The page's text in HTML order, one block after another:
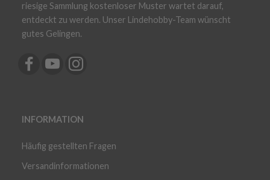
riesige Sammlung kostenloser Muster wartet darauf,
entdeckt zu werden. Unser Lindehobby-Team wünscht
gutes Gelingen.
INFORMATION
Häufig gestellten Fragen
Versandinformationen